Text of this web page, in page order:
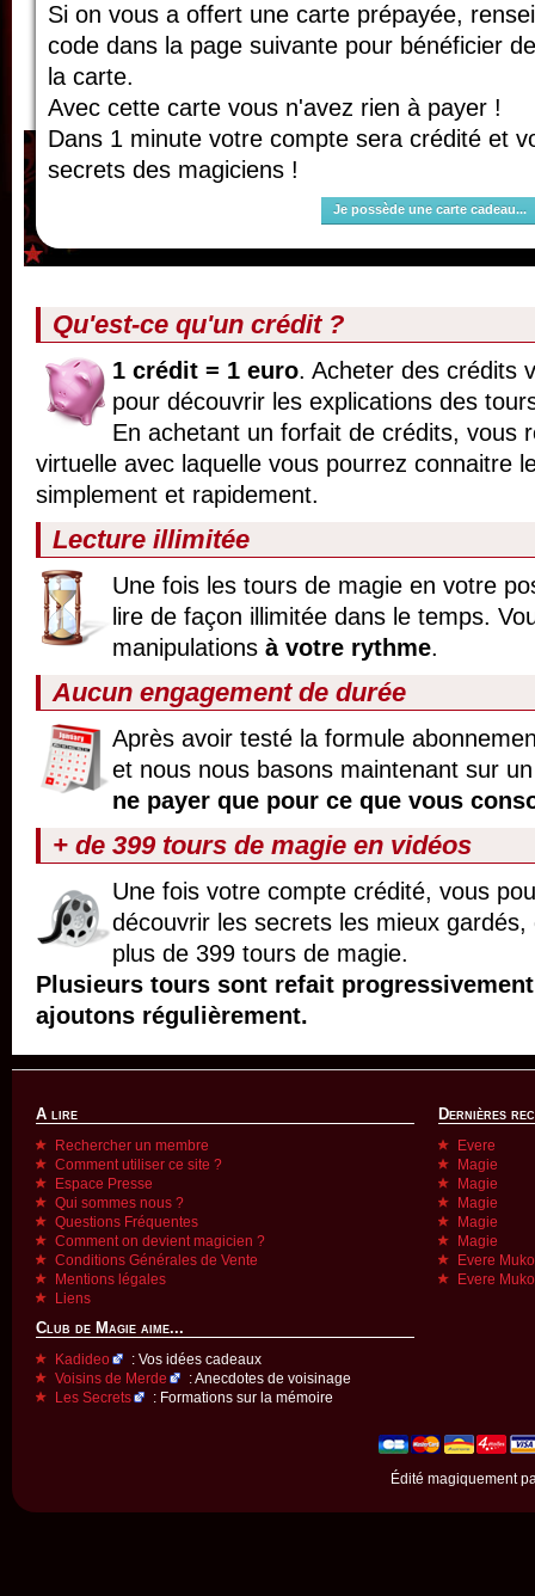
Si on vous a offert une carte prépayée,
code dans la page suivante pour bénéficier
la carte.
Avec cette carte vous n'avez rien à payer !
Dans 1 minute votre compte sera crédité et
secrets des magiciens !
Je possède une carte cadeau...
Qu'est-ce qu'un crédit ?
1 crédit = 1 euro. Acheter des crédits
pour découvrir les explications des
En achetant un forfait de crédits, vous
virtuelle avec laquelle vous pourrez connaitre
simplement et rapidement.
Lecture illimitée
Une fois les tours de magie en votre
lire de façon illimitée dans le temps.
manipulations à votre rythme.
Aucun engagement de durée
Après avoir testé la formule
et nous nous basons maintenant sur
ne payer que pour ce que vous
+ de 399 tours de magie en vidéos
Une fois votre compte crédité, vous
découvrir les secrets les mieux
plus de 399 tours de magie.
Plusieurs tours sont refait
ajoutons régulièrement.
A lire
Rechercher un membre
Comment utiliser ce site ?
Espace Presse
Qui sommes nous ?
Questions Fréquentes
Comment on devient magicien ?
Conditions Générales de Vente
Mentions légales
Liens
Club de Magie aime...
Kadideo
: Vos idées cadeaux
Voisins de Merde
: Anecdotes de voisinage
Les Secrets
: Formations sur la mémoire
Dernières
Evere
Magie
Magie
Magie
Magie
Magie
Evere
Evere
Édité magiquement